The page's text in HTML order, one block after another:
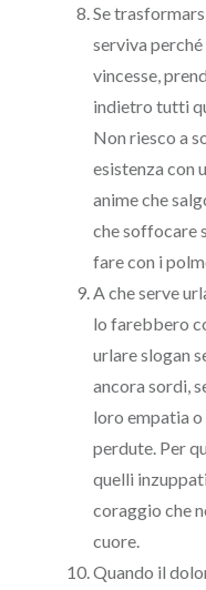
Se
serviva
vincesse,
indietro tutti
Non riesco a
esistenza con
anime che
che soffocare
fare con i
A che serve
lo farebbero
urlare slogan
ancora sordi,
loro empatia o
perdute. Per
quelli
coraggio che
cuore.
Quando il